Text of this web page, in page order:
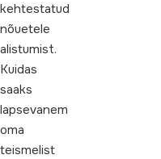
kehtestatud
nõuetele
alistumist.
Kuidas
saaks
lapsevanem
oma
teismelist